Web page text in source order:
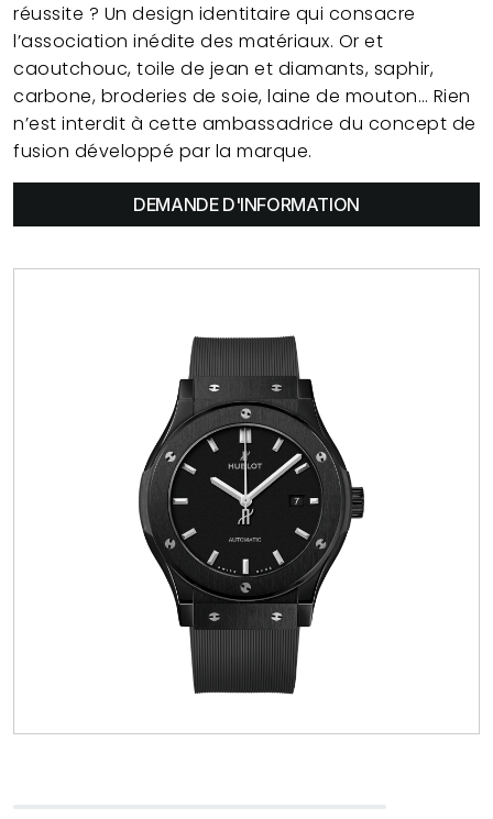
réussite ? Un design identitaire qui consacre
l’association inédite des matériaux. Or et
caoutchouc, toile de jean et diamants, saphir,
carbone, broderies de soie, laine de mouton… Rien
n’est interdit à cette ambassadrice du concept de
fusion développé par la marque.
DEMANDE D'INFORMATION